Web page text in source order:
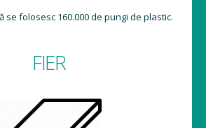
se folosesc 160.000 de pungi de plastic.
FIER